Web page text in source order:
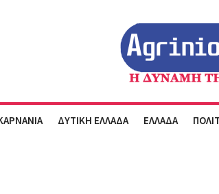
ΔΥΤΙΚΗ ΕΛΛΑΔΑ ΕΛΛΑΔΑ